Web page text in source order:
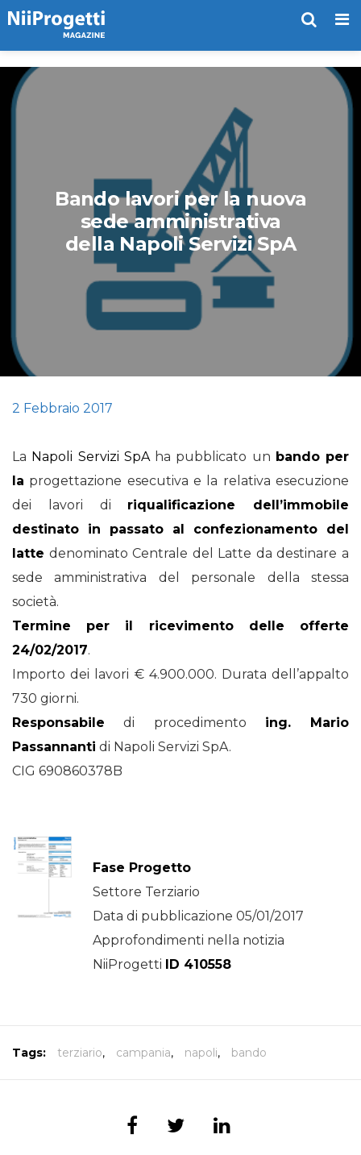
Bando lavori per la nuova
sede amministrativa
della Napoli Servizi SpA
2 Febbraio 2017
La Napoli Servizi SpAha pubblicato un bando per
la progettazione esecutiva e la relativa esecuzione
dei lavori di riqualificazione dell’immobile
destinato in passato al confezionamento del
latte denominato Centrale del Latte da destinare a
sede amministrativa del personale della stessa
società.
Termine per il ricevimento delle offerte
24/02/2017.
Importo dei lavori € 4.900.000. Durata dell’appalto
730 giorni.
Responsabile di procedimento ing. Mario
Passannanti di Napoli Servizi SpA.
CIG 690860378B
Fase Progetto
Settore Terziario
Data di pubblicazione 05/01/2017
Approfondimenti nella notizia
NiiProgetti ID 410558
Tags: terziario, campania, napoli, bando